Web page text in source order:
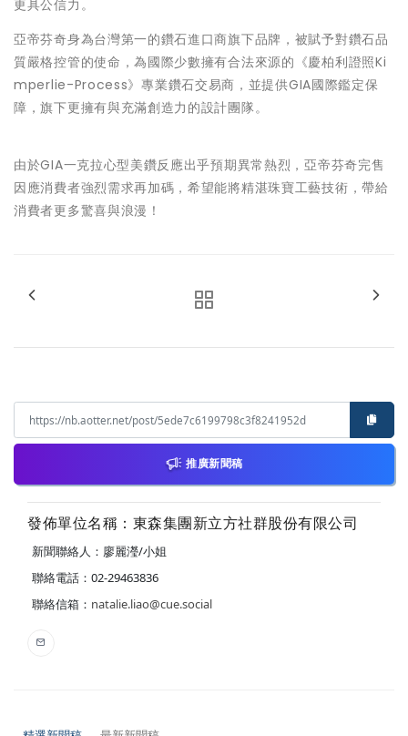
更具公信力。
亞帝芬奇身為台灣第一的鑽石進口商旗下品牌，被賦予對鑽石品
質嚴格控管的使命，為國際少數擁有合法來源的《慶柏利證照Ki
mperlie-Process》專業鑽石交易商，並提供GIA國際鑑定保
障，旗下更擁有與充滿創造力的設計團隊。
由於GIA一克拉心型美鑽反應出乎預期異常熱烈，亞帝芬奇完售
因應消費者強烈需求再加碼，希望能將精湛珠寶工藝技術，帶給
消費者更多驚喜與浪漫！
推廣新聞稿
發佈單位名稱：東森集團新立方社群股份有限公司
新聞聯絡人：廖麗瀅/小姐
聯絡電話：02-29463836
聯絡信箱： natalie.liao@cue.social